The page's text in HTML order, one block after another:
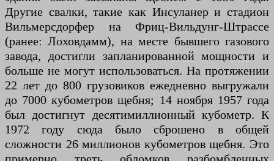
Другие свалки, такие как Инсуланер и стадион
Вильмерсдорфер на Фриц-Вильдунг-Штрассе
(ранее: Лоховдамм), на месте бывшего газового
завода, достигли запланированной мощности и
больше не могут использоваться. На протяжении
22 лет до 800 грузовиков ежедневно выгружали
до 7000 кубометров щебня; 14 ноября 1957 года
был достигнут десятимиллионный кубометр. К
1972 году сюда было сброшено в общей
сложности 26 миллионов кубометров щебня. Это